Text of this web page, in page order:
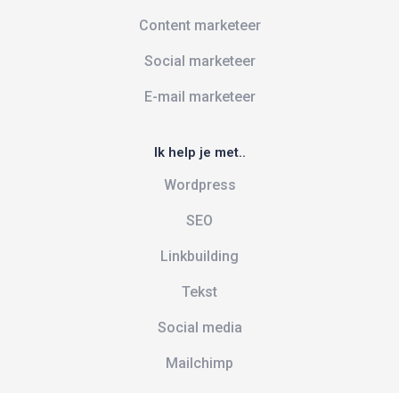
Content marketeer
Social marketeer
E-mail marketeer
Ik help je met..
Wordpress
SEO
Linkbuilding
Tekst
Social media
Mailchimp